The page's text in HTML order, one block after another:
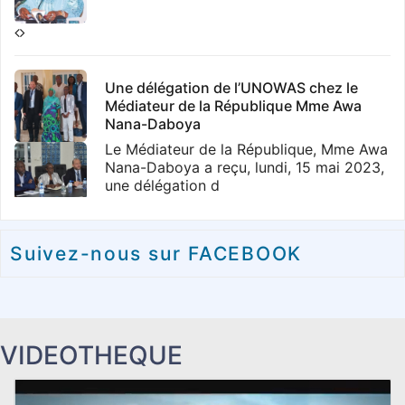
Le Médiateur de la République reçoit la
41éme promotion des Elèves Officiers
d’Active de Thiès
dans les locaux de l
Les anciens gouverneurs de région en
séance de travail avec le Médiateur
Dans le cadre de ses activités de
Une délégation de l’UNOWAS chez le
Médiateur de la République Mme Awa
Nana-Daboya
Le Médiateur de la République, Mme Awa
Nana-Daboya a reçu, lundi, 15 mai 2023,
une délégation d
Le Médiateur de la République Togolaise
nouveau membre de l’OICOA
L’Association des Médiateurs de
Suivez-nous sur FACEBOOK
VIDEOTHEQUE